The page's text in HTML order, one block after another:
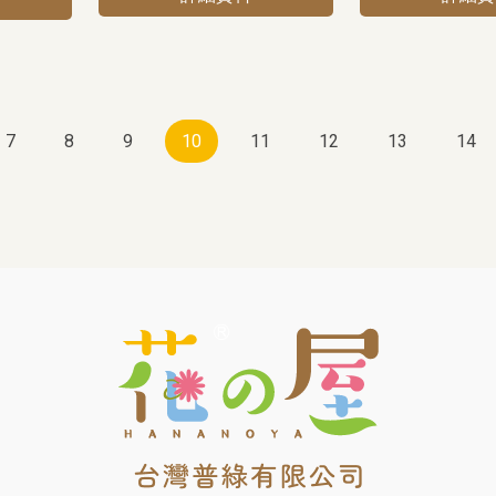
7 8 9 10 11 12 13 14